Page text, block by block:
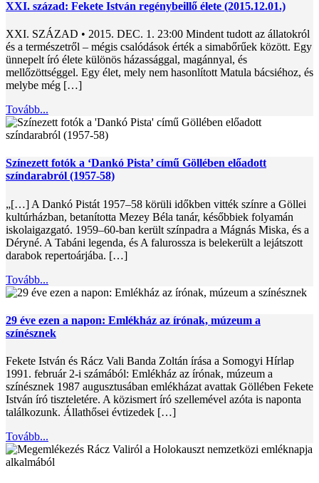
XXI. század: Fekete István regénybeillő élete (2015.12.01.)
XXI. SZÁZAD • 2015. DEC. 1. 23:00 Mindent tudott az állatokról
és a természetről – mégis csalódások érték a simabőrűek között. Egy
ünnepelt író élete különös házassággal, magánnyal, és
mellőzöttséggel. Egy élet, mely nem hasonlított Matula bácsiéhoz, és
melybe még […]
Tovább...
Színezett fotók a ‘Dankó Pista’ című Göllében előadott
színdarabról (1957-58)
„[…] A Dankó Pistát 1957–58 körüli időkben vitték színre a Göllei
kultúrházban, betanította Mezey Béla tanár, későbbiek folyamán
iskolaigazgató. 1959–60-ban került színpadra a Mágnás Miska, és a
Déryné. A Tabáni legenda, és A falurossza is belekerült a lejátszott
darabok repertoárjába. […]
Tovább...
29 éve ezen a napon: Emlékház az írónak, múzeum a
színésznek
Fekete István és Rácz Vali Banda Zoltán írása a Somogyi Hírlap
1991. február 2-i számából: Emlékház az írónak, múzeum a
színésznek 1987 augusztusában emlékházat avattak Göllében Fekete
István író tiszteletére. A közismert író szellemével azóta is naponta
találkozunk. Állathősei évtizedek […]
Tovább...